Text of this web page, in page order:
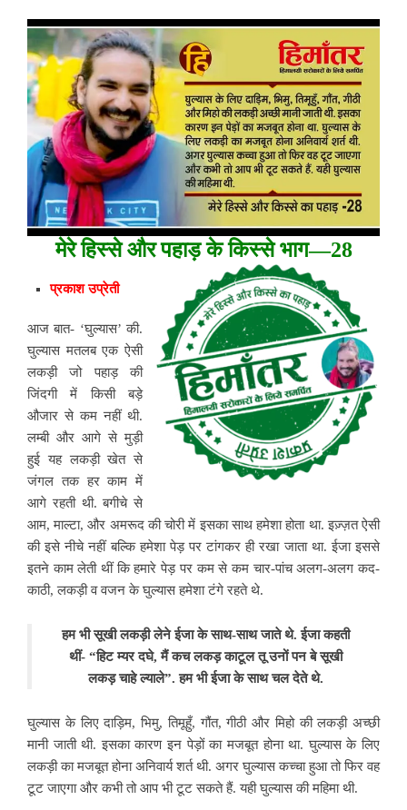
मेरे हिस्से और पहाड़ के किस्से भाग—28
प्रकाश उप्रेती
आज बात- ‘घुल्यास’ की.
घुल्यास मतलब एक ऐसी
लकड़ी जो पहाड़ की
जिंदगी में किसी बड़े
औजार से कम नहीं थी.
लम्बी और आगे से मुड़ी
हुई यह लकड़ी खेत से
जंगल तक हर काम में
आगे रहती थी. बगीचे से
आम, माल्टा, और अमरूद की चोरी में इसका साथ हमेशा होता था. इज़्ज़त ऐसी
की इसे नीचे नहीं बल्कि हमेशा पेड़ पर टांगकर ही रखा जाता था. ईजा इससे
इतने काम लेती थीं कि हमारे पेड़ पर कम से कम चार-पांच अलग-अलग कद-
काठी, लकड़ी व वजन के घुल्यास हमेशा टंगे रहते थे.
हम भी सूखी लकड़ी लेने ईजा के साथ-साथ जाते थे. ईजा कहती
थीं- “हिट म्यर दघे, मैं कच लकड़ काटूल तू उनों पन बे सूखी
लकड़ चाहे ल्याले”. हम भी ईजा के साथ चल देते थे.
घुल्यास के लिए दाड़िम, भिमु, तिमूहुँ, गौंत, गीठी और मिहो की लकड़ी अच्छी
मानी जाती थी. इसका कारण इन पेड़ों का मजबूत होना था. घुल्यास के लिए
लकड़ी का मजबूत होना अनिवार्य शर्त थी. अगर घुल्यास कच्चा हुआ तो फिर वह
टूट जाएगा और कभी तो आप भी टूट सकते हैं. यही घुल्यास की महिमा थी.